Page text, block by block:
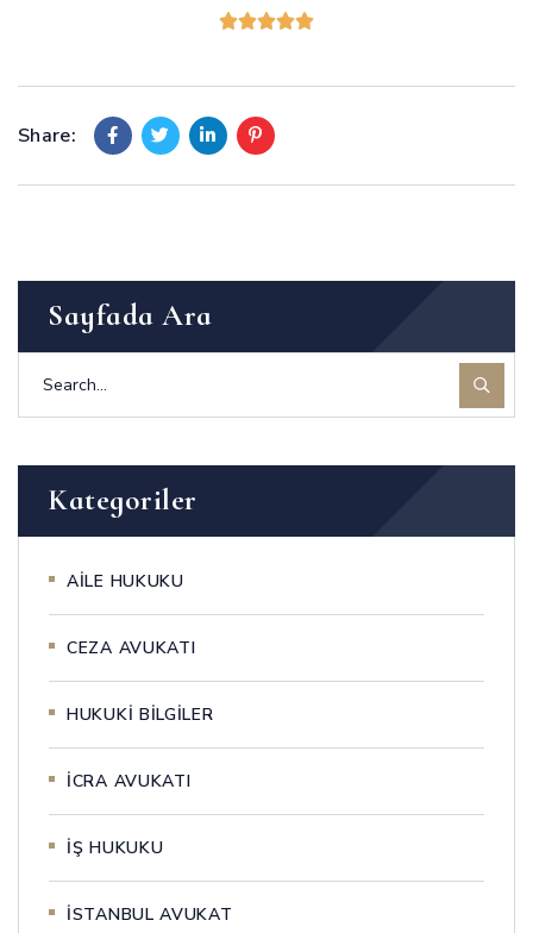
Share:
Sayfada Ara
Kategoriler
AİLE HUKUKU
CEZA AVUKATI
HUKUKİ BİLGİLER
İCRA AVUKATI
İŞ HUKUKU
İSTANBUL AVUKAT